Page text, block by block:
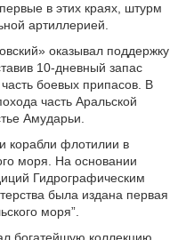
в этих краях, штурм
артиллерией.
оказывал поддержку
10-дневный запас
боевых припасов. В
часть Аральской
Амударьи.
корабли флотилии в
моря. На основании
Гидрографическим
была издана первая
моря”.